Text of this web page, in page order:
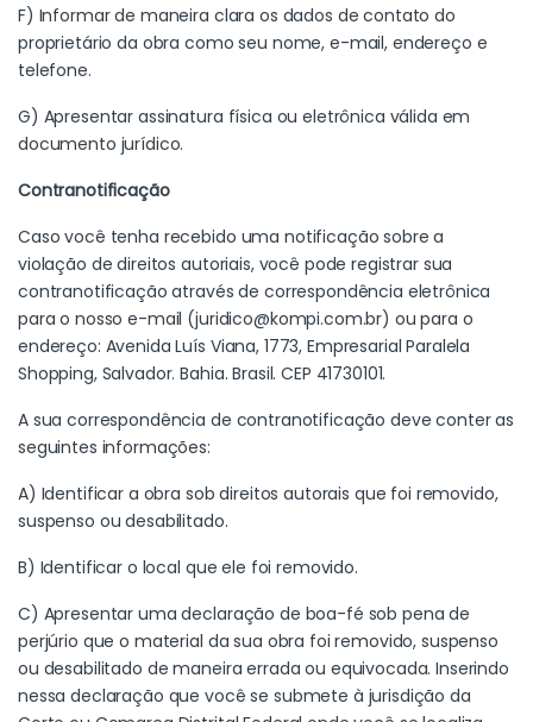
F) Informar de maneira clara os dados de contato do
proprietário da obra como seu nome, e-mail, endereço e
telefone.
G) Apresentar assinatura física ou eletrônica válida em
documento jurídico.
Contranotificação
Caso você tenha recebido uma notificação sobre a
violação de direitos autoriais, você pode registrar sua
contranotificação através de correspondência eletrônica
para o nosso e-mail (juridico@kompi.com.br) ou para o
endereço: Avenida Luís Viana, 1773, Empresarial Paralela
Shopping, Salvador. Bahia. Brasil. CEP 41730101.
A sua correspondência de contranotificação deve conter as
seguintes informações:
A) Identificar a obra sob direitos autorais que foi removido,
suspenso ou desabilitado.
B) Identificar o local que ele foi removido.
C) Apresentar uma declaração de boa-fé sob pena de
perjúrio que o material da sua obra foi removido, suspenso
ou desabilitado de maneira errada ou equivocada. Inserindo
nessa declaração que você se submete à jurisdição da